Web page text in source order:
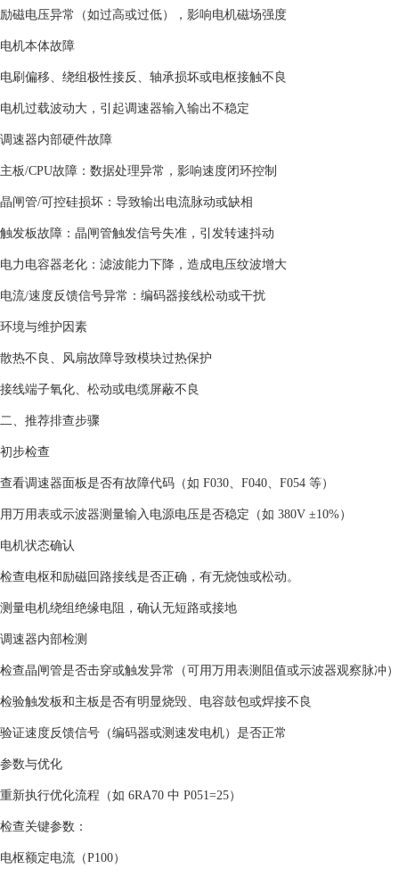
励磁电压异常（如过高或过低），影响电机磁场强度 ‌
‌电机本体故障‌
电刷偏移、绕组极性接反、轴承损坏或电枢接触不良 ‌
电机过载波动大，引起调速器输入输出不稳定 ‌
‌调速器内部硬件故障‌
‌主板/CPU故障‌：数据处理异常，影响速度闭环控制 ‌
‌晶闸管/可控硅损坏‌：导致输出电流脉动或缺相 ‌
‌触发板故障‌：晶闸管触发信号失准，引发转速抖动 ‌
‌电力电容器老化‌：滤波能力下降，造成电压纹波增大 ‌
‌电流/速度反馈信号异常‌：编码器接线松动或干扰 ‌
‌环境与维护因素‌
散热不良、风扇故障导致模块过热保护 ‌
接线端子氧化、松动或电缆屏蔽不良 ‌
‌二、推荐排查步骤‌
‌初步检查‌
查看调速器面板是否有故障代码（如 F030、F040、F054 等）‌
用万用表或示波器测量‌输入电源电压‌是否稳定（如 380V ±10%）‌
‌电机状态确认‌
检查电枢和励磁回路接线是否正确，有无烧蚀或松动。
测量电机绕组绝缘电阻，确认无短路或接地 ‌
‌调速器内部检测‌
检查‌晶闸管‌是否击穿或触发异常（可用万用表测阻值或示波器观察脉冲）‌
检验‌触发板‌和‌主板‌是否有明显烧毁、电容鼓包或焊接不良 ‌
验证‌速度反馈信号‌（编码器或测速发电机）是否正常 ‌
‌参数与优化‌
重新执行‌优化流程‌（如 6RA70 中 P051=25）‌
检查关键参数：
电枢额定电流（P100）